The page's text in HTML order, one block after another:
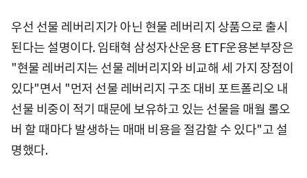
우선 선물 레버리지가 아닌 현물 레버리지 상품으로 출시
된다는 설명이다. 임태혁 삼성자산운용 ETF운용본부장은
"현물 레버리지는 선물 레버리지와 비교해 세 가지 장점이
있다"면서 "먼저 선물 레버리지 구조 대비 포트폴리오 내
선물 비중이 적기 때문에 보유하고 있는 선물을 매월 롤오
버 할 때마다 발생하는 매매 비용을 절감할 수 있다"고 설
명했다.